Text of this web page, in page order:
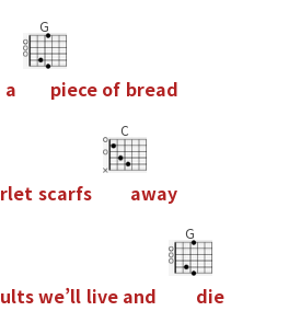
a
G
piece of bread
rlet scarfs
C
away
ultswe’ll live and
G
die